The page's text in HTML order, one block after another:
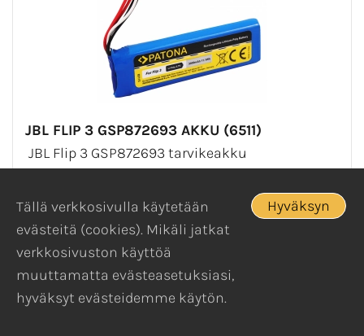
JBL FLIP 3 GSP872693 AKKU (6511)
JBL Flip 3 GSP872693 tarvikeakku
13,60 €
Varastossa
Tällä verkkosivulla käytetään
evästeitä (cookies). Mikäli jatkat
verkkosivuston käyttöä
muuttamatta evästeasetuksiasi,
hyväksyt evästeidemme käytön.
Hyväksyn